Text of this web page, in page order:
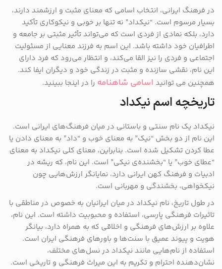
در فرهنگ ایرانی، انتخاب اسامی که معنای مثبت و ارزشمند دارند،
بسیار مرسوم است. “نیکداد” نه تنها بر خوبی و نیکوکاری تأکید
دارد، بلکه نمادی از فردی است که می‌تواند تأثیر مثبتی بر جامعه و
اطرافیان خود داشته باشد. این اسم به فرزند معنایی از مسئولیت
اجتماعی و فردی را نیز القا می‌کند، و انتظار می‌رود که فرد دارای
این نام، نقشی سازنده و مثبت در زندگی خود و دیگران ایفا کند.
همچنین می توانید اسامی شاهنامه را در اینجا ببینید.
تاریخچه اسم نیکداد
نیکداد یک نام سنتی و باستانی در میان فرهنگ‌های ایرانی است.
این نام از دو بخش “نیک” به معنای خوب و “داد” به معنای دادن یا
عطا کردن تشکیل شده است. بنابراین، معنای کلی نیکداد به معنای
“عطای خوب” یا “بخشنده‌ی نیکی” است. این نام، که ریشه در
ادبیات و فرهنگ کهن ایرانی دارد، نمایانگر ارزش‌هایی چون
نیکخواهی، بخشندگی و مهربانی است.
در طول تاریخ، نام نیکداد در میان ایرانیان به خصوص در مناطقی با
تاثیرات فرهنگی پارسی، استفاده و محبوبیت داشته است. این نام،
علاوه بر ارزش‌های فرهنگی و اخلاقی که به همراه دارد، بیانگر
هویت و پیوند عمیق با سنت‌ها و باورهای فرهنگی ایران است.
استفاده از نام‌هایی مانند نیکداد در نسل‌های مختلف،
نشان‌دهنده احترام و تکریم به این میراث فرهنگی و تاریخی است.